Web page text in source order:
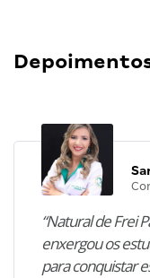
“Natural de Frei
enxergou os
para conquistar